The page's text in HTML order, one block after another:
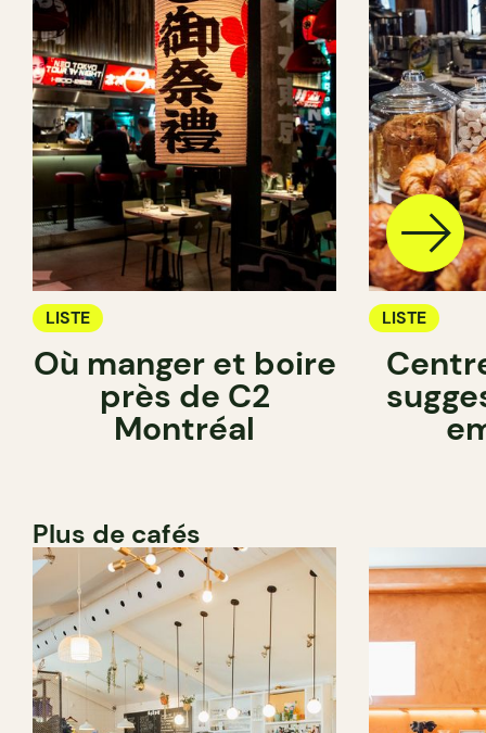
LISTE
Où manger et boire
près de C2
Montréal
LISTE
Plus de cafés